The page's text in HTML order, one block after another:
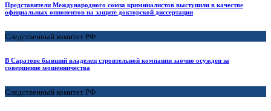
Представители Международного союза криминалистов выступили в качестве
официальных оппонентов на защите докторской диссертации
Следственный комитет РФ
В Саратове бывший владелец строительной компании заочно осужден за
совершение мошенничества
Следственный комитет РФ